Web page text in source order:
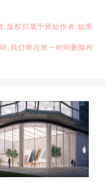
,版权归属于原始作者,如果
,我们将在第一时间删除相